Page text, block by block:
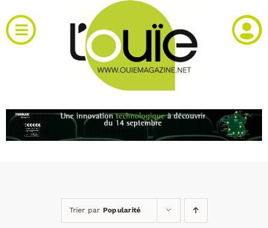
au
contenu
Toggle
Navigation
RH et emploi
Trier par Popularité